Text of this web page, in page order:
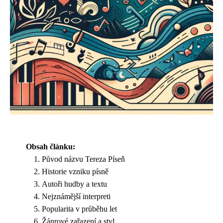
Obsah článku:
Původ názvu Tereza Píseň
Historie vzniku písně
Autoři hudby a textu
Nejznámější interpreti
Popularita v průběhu let
Žánrové zařazení a styl